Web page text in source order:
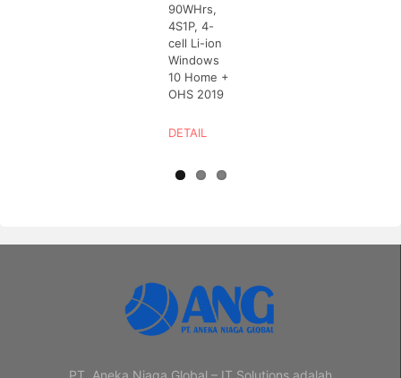
90WHrs,
4S1P, 4-
cell Li-ion
Windows
10 Home +
OHS 2019
DETAIL
PT. Aneka Niaga Global – IT Solutions adalah